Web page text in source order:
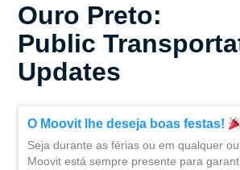
Ouro Preto:
Public
Updates
O Moovit lhe deseja boas festas!
Seja durante as férias ou em qualquer
Moovit está sempre presente para